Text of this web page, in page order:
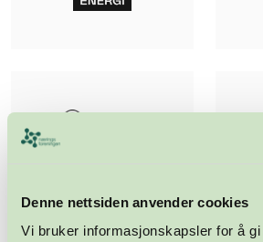
Denne nettsiden anvender cookies
Vi bruker informasjonskapsler for å gi